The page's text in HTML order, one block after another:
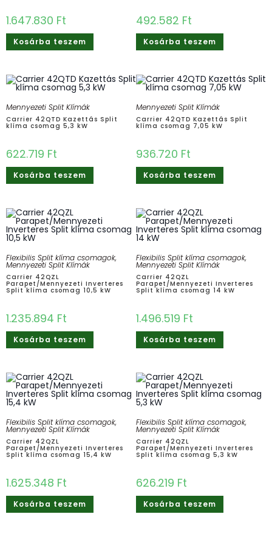
1.647.830 Ft
Kosárba teszem
492.582 Ft
Kosárba teszem
Mennyezeti Split Klímák
Carrier 42QTD Kazettás Split
klíma csomag 5,3 kW
622.719 Ft
Kosárba teszem
Mennyezeti Split Klímák
Carrier 42QTD Kazettás Split
klíma csomag 7,05 kW
936.720 Ft
Kosárba teszem
Flexibilis Split klíma csomagok,
Mennyezeti Split Klímák
Carrier 42QZL
Parapet/Mennyezeti Inverteres
Split klíma csomag 10,5 kW
1.235.894 Ft
Kosárba teszem
Flexibilis Split klíma csomagok,
Mennyezeti Split Klímák
Carrier 42QZL
Parapet/Mennyezeti Inverteres
Split klíma csomag 14 kW
1.496.519 Ft
Kosárba teszem
Flexibilis Split klíma csomagok,
Mennyezeti Split Klímák
Carrier 42QZL
Parapet/Mennyezeti Inverteres
Split klíma csomag 15,4 kW
1.625.348 Ft
Kosárba teszem
Flexibilis Split klíma csomagok,
Mennyezeti Split Klímák
Carrier 42QZL
Parapet/Mennyezeti Inverteres
Split klíma csomag 5,3 kW
626.219 Ft
Kosárba teszem